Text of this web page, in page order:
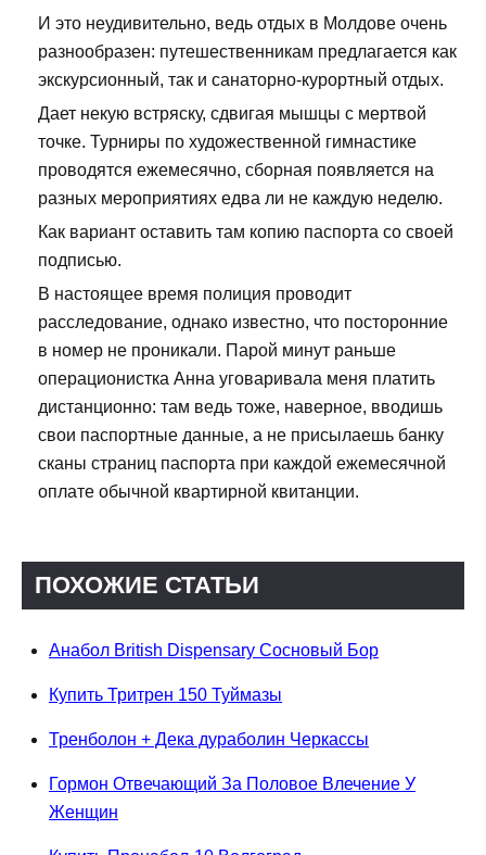
И это неудивительно, ведь отдых в Молдове очень
разнообразен: путешественникам предлагается как
экскурсионный, так и санаторно-курортный отдых.
Дает некую встряску, сдвигая мышцы с мертвой
точке. Турниры по художественной гимнастике
проводятся ежемесячно, сборная появляется на
разных мероприятиях едва ли не каждую неделю.
Как вариант оставить там копию паспорта со своей
подписью.
В настоящее время полиция проводит
расследование, однако известно, что посторонние
в номер не проникали. Парой минут раньше
операционистка Анна уговаривала меня платить
дистанционно: там ведь тоже, наверное, вводишь
свои паспортные данные, а не присылаешь банку
сканы страниц паспорта при каждой ежемесячной
оплате обычной квартирной квитанции.
ПОХОЖИЕ СТАТЬИ
Анабол British Dispensary Сосновый Бор
Купить Тритрен 150 Туймазы
Тренболон + Дека дураболин Черкассы
Гормон Отвечающий За Половое Влечение У
Женщин